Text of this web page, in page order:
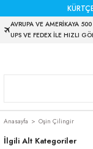
AVRUPA VE AMERİKAYA
UPS VE FEDEX İLE HIZLI
Anasayfa Oşin Çilingir
İlgili Alt Kategoriler